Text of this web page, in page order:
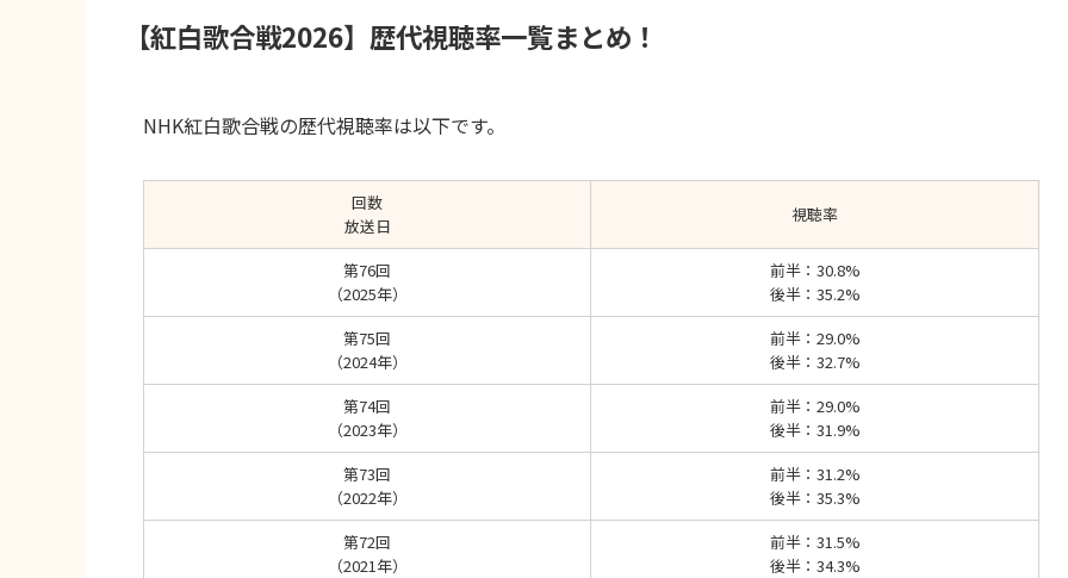
【紅白歌合戦2026】歴代視聴率一覧まとめ！
NHK紅白歌合戦の歴代視聴率は以下です。
回数
放送日
視聴率
第76回
（2025年）
前半：30.8%
後半：35.2%
第75回
（2024年）
前半：29.0%
後半：32.7%
第74回
（2023年）
前半：29.0%
後半：31.9%
第73回
（2022年）
前半：31.2%
後半：35.3%
第72回
（2021年）
前半：31.5%
後半：34.3%